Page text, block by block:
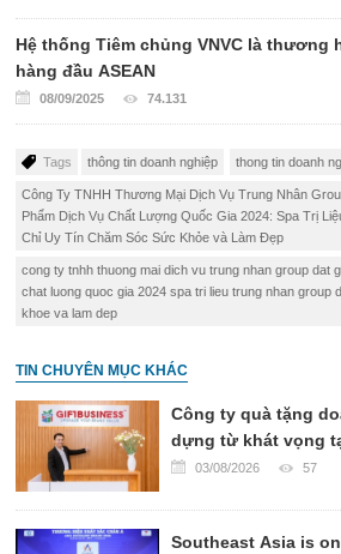
Hệ thống Tiêm chủng VNVC là
hàng đầu ASEAN
08/09/2025 74.131
Tags thông tin doanh nghiệp thong tin doanh
Công Ty TNHH Thương Mại Dịch Vụ Trung Nhân
Phẩm Dịch Vụ Chất Lượng Quốc Gia 2024: Spa Trị
Chỉ Uy Tín Chăm Sóc Sức Khỏe và Làm Đẹp
cong ty tnhh thuong mai dich vu trung nhan group dat
chat luong quoc gia 2024 spa tri lieu trung nhan group
khoe va lam dep
TIN CHUYÊN MỤC KHÁC
Công ty quà tặng
dựng từ khát vọng
vững03/08/2026 57
Southeast Asia is